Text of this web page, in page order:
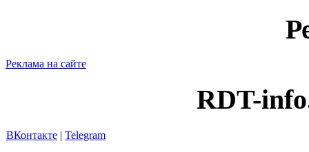
Реклама на сайте
RDT-
ВКонтакте | Telegram